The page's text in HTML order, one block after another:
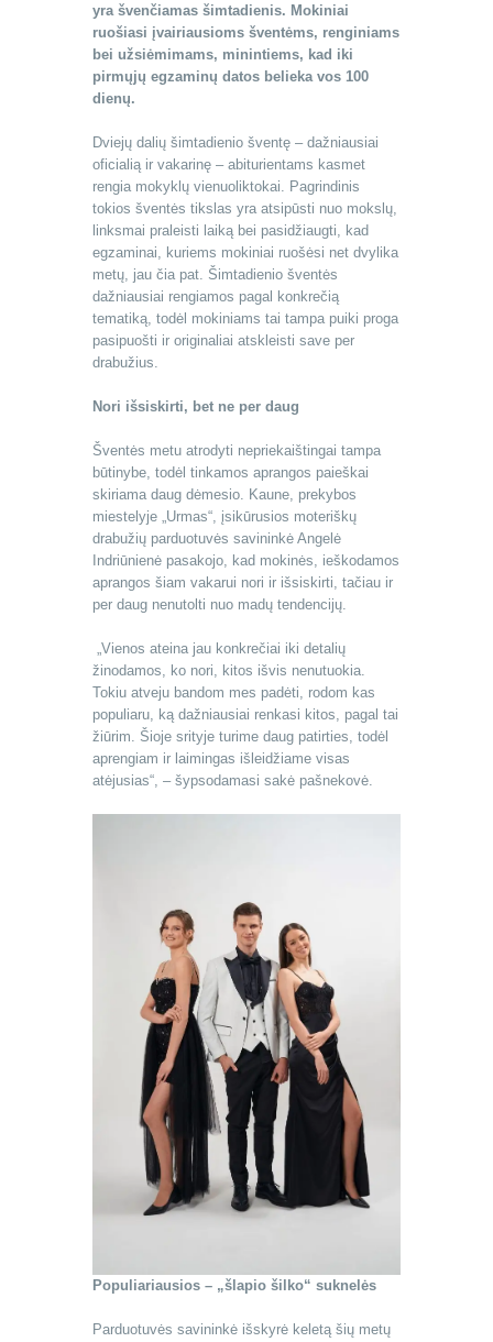
yra švenčiamas šimtadienis. Mokiniai
ruošiasi įvairiausioms šventėms, renginiams
bei užsiėmimams, minintiems, kad iki
pirmųjų egzaminų datos belieka vos 100
dienų.
Dviejų dalių šimtadienio šventę – dažniausiai
oficialią ir vakarinę – abiturientams kasmet
rengia mokyklų vienuoliktokai. Pagrindinis
tokios šventės tikslas yra atsipūsti nuo mokslų,
linksmai praleisti laiką bei pasidžiaugti, kad
egzaminai, kuriems mokiniai ruošėsi net dvylika
metų, jau čia pat. Šimtadienio šventės
dažniausiai rengiamos pagal konkrečią
tematiką, todėl mokiniams tai tampa puiki proga
pasipuošti ir originaliai atskleisti save per
drabužius.
Nori išsiskirti, bet ne per daug
Šventės metu atrodyti nepriekaištingai tampa
būtinybe, todėl tinkamos aprangos paieškai
skiriama daug dėmesio. Kaune, prekybos
miestelyje „Urmas“, įsikūrusios moteriškų
drabužių parduotuvės savininkė Angelė
Indriūnienė pasakojo, kad mokinės, ieškodamos
aprangos šiam vakarui nori ir išsiskirti, tačiau ir
per daug nenutolti nuo madų tendencijų.
„Vienos ateina jau konkrečiai iki detalių
žinodamos, ko nori, kitos išvis nenutuokia.
Tokiu atveju bandom mes padėti, rodom kas
populiaru, ką dažniausiai renkasi kitos, pagal tai
žiūrim. Šioje srityje turime daug patirties, todėl
aprengiam ir laimingas išleidžiame visas
atėjusias“, – šypsodamasi sakė pašnekovė.
Populiariausios – „šlapio šilko“ suknelės
Parduotuvės savininkė išskyrė keletą šių metų